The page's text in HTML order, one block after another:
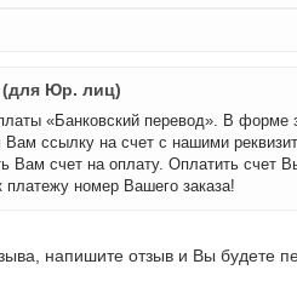
(для Юр. лиц)
«Банковский перевод». В форме
ссылку на счет с нашими
Вам счет на оплату. Оплатить счет
платежу номер Вашего заказа!
напишите отзыв и Вы будете